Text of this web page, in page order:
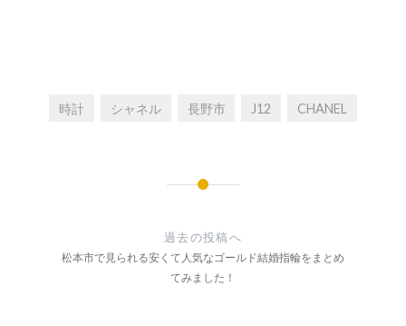
時計 シャネル 長野市 J12 CHANEL
過去の投稿へ
松本市で見られる安くて人気なゴールド結婚指輪をまとめ
てみました！